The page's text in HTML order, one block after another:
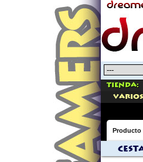
Tienda:
varios
Producto